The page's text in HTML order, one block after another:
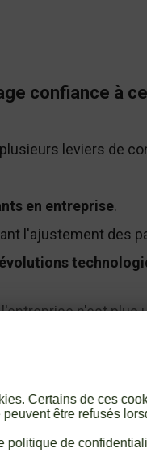
confiance à
leviers de
en entreprise.
l'ajustement des
n'est plus
: plus agile,
Certains de ces
être refusés
politique de